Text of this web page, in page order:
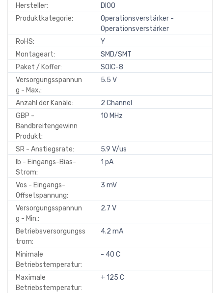
Hersteller:
DIOO
Produktkategorie:
Operationsverstärker -
Operationsverstärker
RoHS:
Y
Montageart:
SMD/SMT
Paket / Koffer:
SOIC-8
Versorgungsspannun
g - Max.:
5.5 V
Anzahl der Kanäle:
2 Channel
GBP -
Bandbreitengewinn
Produkt:
10 MHz
SR - Anstiegsrate:
5.9 V/us
Ib - Eingangs-Bias-
Strom:
1 pA
Vos - Eingangs-
Offsetspannung:
3 mV
Versorgungsspannun
g - Min.:
2.7 V
Betriebsversorgungss
trom:
4.2 mA
Minimale
Betriebstemperatur:
- 40 C
Maximale
Betriebstemperatur:
+ 125 C